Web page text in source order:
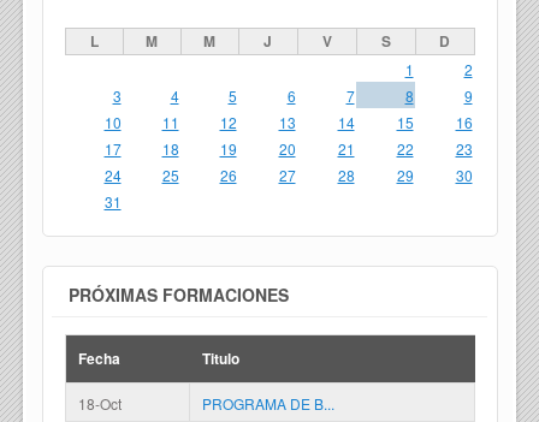
L M M J V S D
1
2
3
4 5 6 7 8
9
10
11 12 13 14 15
16
17
18 19 20 21 22
23
24
25 26 27 28 29
30
31
PRÓXIMAS FORMACIONES
Fecha Titulo
18-Oct PROGRAMA DE B...